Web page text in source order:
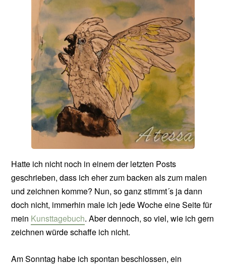
Hatte ich nicht noch in einem der letzten Posts
geschrieben, dass ich eher zum backen als zum malen
und zeichnen komme? Nun, so ganz stimmt´s ja dann
doch nicht, immerhin male ich jede Woche eine Seite für
mein Kunsttagebuch. Aber dennoch, so viel, wie ich gern
zeichnen würde schaffe ich nicht.
Am Sonntag habe ich spontan beschlossen, ein